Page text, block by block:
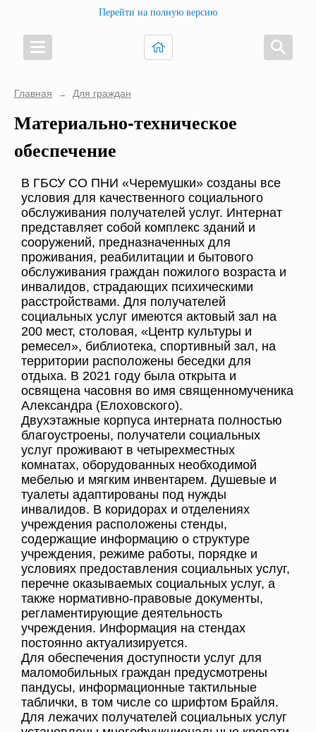
Перейти на полную версию
Главная → Для граждан
Материально-техническое
обеспечение
В ГБСУ СО ПНИ «Черемушки» созданы все
условия для качественного социального
обслуживания получателей услуг. Интернат
представляет собой комплекс зданий и
сооружений, предназначенных для
проживания, реабилитации и бытового
обслуживания граждан пожилого возраста и
инвалидов, страдающих психическими
расстройствами. Для получателей
социальных услуг имеются актовый зал на
200 мест, столовая, «Центр культуры и
ремесел», библиотека, спортивный зал, на
территории расположены беседки для
отдыха. В 2021 году была открыта и
освящена часовня во имя священномученика
Александра (Елоховского).
Двухэтажные корпуса интерната полностью
благоустроены, получатели социальных
услуг проживают в четырехместных
комнатах, оборудованных необходимой
мебелью и мягким инвентарем. Душевые и
туалеты адаптированы под нужды
инвалидов. В коридорах и отделениях
учреждения расположены стенды,
содержащие информацию о структуре
учреждения, режиме работы, порядке и
условиях предоставления социальных услуг,
перечне оказываемых социальных услуг, а
также нормативно-правовые документы,
регламентирующие деятельность
учреждения. Информация на стендах
постоянно актуализируется.
Для обеспечения доступности услуг для
маломобильных граждан предусмотрены
пандусы, информационные тактильные
таблички, в том числе со шрифтом Брайля.
Для лежачих получателей социальных услуг